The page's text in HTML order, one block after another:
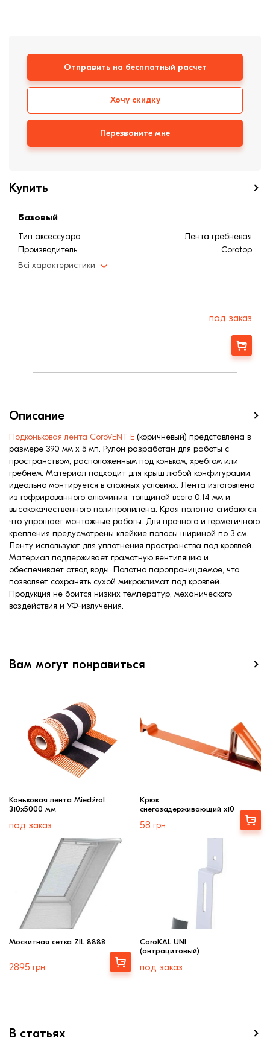
Строительные
смеси
Отправить на бесплатный расчет
Хочу скидку
Перезвоните мне
Купить
Базовый
Тип аксессуара
Лента гребневая
Производитель
Corotop
Всі характеристики
под заказ
Заказать
Описание
Подконьковая лента CoroVENT E (коричневый) представлена в
размере 390 мм х 5 мп. Рулон разработан для работы с
пространством, расположенным под коньком, хребтом или
гребнем. Материал подходит для крыш любой конфигурации,
идеально монтируется в сложных условиях. Лента изготовлена
из гофрированного алюминия, толщиной всего 0,14 мм и
высококачественного полипропилена. Края полотна сгибаются,
что упрощает монтажные работы. Для прочного и герметичного
крепления предусмотрены клейкие полосы шириной по 3 см.
Ленту используют для уплотнения пространства под кровлей.
Материал поддерживает грамотную вентиляцию и
обеспечивает отвод воды. Полотно паропроницаемое, что
позволяет сохранять сухой микроклимат под кровлей.
Продукция не боится низких температур, механического
воздействия и УФ-излучения.
Вам могут понравиться
Коньковая лента Miedźrol
310х5000 мм
под заказ
Крюк
снегозадерживающий x10
58 грн
Выбрать
Москитная сетка ZIL 8888
2895 грн
Выбрать
CoroKAL UNI
(антрацитовый)
под заказ
В статьях